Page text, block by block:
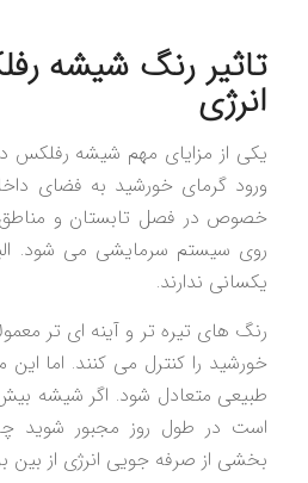
تاثیر رنگ شیشه
انرژی
یکی از مزایای مهم شیشه رفلکس
ورود گرمای خورشید به فضای
خصوص در فصل تابستان و
روی سیستم سرمایشی می شود.
یکسانی ندارند.
رنگ های تیره تر و آینه ای تر
خورشید را کنترل می کنند. اما این
طبیعی متعادل شود. اگر شیشه
است در طول روز مجبور شوید
بخشی از صرفه جویی انرژی از بین